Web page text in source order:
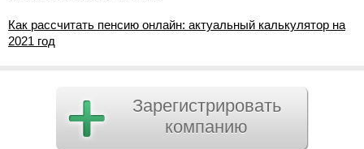
Как рассчитать пенсию онлайн: актуальный калькулятор на
2021 год
Зарегистрировать
компанию